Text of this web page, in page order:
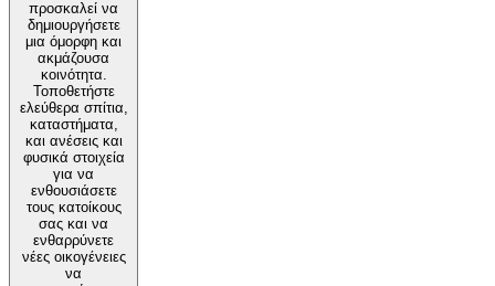
προσκαλεί να
δημιουργήσετε
μια όμορφη και
ακμάζουσα
κοινότητα.
Τοποθετήστε
ελεύθερα σπίτια,
καταστήματα,
και ανέσεις και
φυσικά στοιχεία
για να
ενθουσιάσετε
τους κατοίκους
σας και να
ενθαρρύνετε
νέες οικογένειες
να